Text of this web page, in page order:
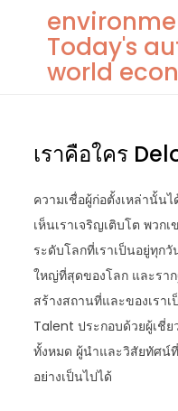
contentToday's
world
เราคือใคร
ความเชื่อผู้ก่อตั้งเหล่านั้น
เห็นเราเจริญเติบโต พวก
ระดับโลกที่เราเป็นอยู่ทุก
ใหญ่ที่สุดของโลก และรา
สร้างสถานที่และของเรา
Talent ประกอบด้วยผู้เชี่
ทั้งหมด ผู้นำและวิสัยทัศน์
อย่างเป็นไปได้